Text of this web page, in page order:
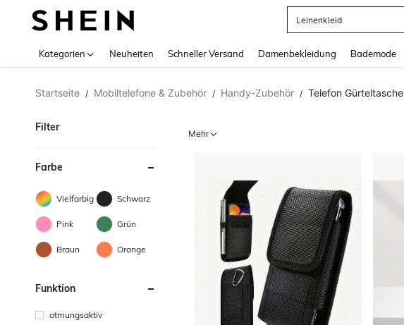
Sommertops
Kategorien Neuheiten Schneller Versand Damenbekleidung Bademode
Startseite / Mobiltelefone & Zubehör / Handy-Zubehör / Telefon Gürteltasche
Filter
Farbe
Vielfarbig Schwarz
Pink Grün
Braun Orange
Funktion
atmungsaktiv
Mehr